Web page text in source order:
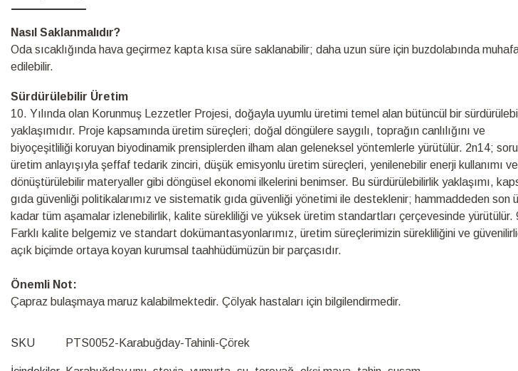
Detaylı
Bilgi
Nasıl Saklanmalıdır?
Oda sıcaklığında hava geçirmez kapta kısa süre saklanabilir; daha uzun süre için buzdolabında
edilebilir.
Sürdürülebilir Üretim
10.⁠ ⁠Yılında olan Korunmuş Lezzetler Projesi, doğayla uyumlu üretimi temel alan bütüncül bir
yaklaşımıdır. Proje kapsamında üretim süreçleri; doğal döngülere saygılı, toprağın canlılığını ve
biyoçeşitliliği koruyan biyodinamik prensiplerden ilham alan geleneksel yöntemlerle yürütülür. 2n14;
üretim anlayışıyla şeffaf tedarik zinciri, düşük emisyonlu üretim süreçleri, yenilenebilir enerji kullanımı
dönüştürülebilir materyaller gibi döngüsel ekonomi ilkelerini benimser. Bu sürdürülebilirlik yaklaşımı,
gıda güvenliği politikalarımız ve sistematik gıda güvenliği yönetimi ile desteklenir; hammaddeden son
kadar tüm aşamalar izlenebilirlik, kalite sürekliliği ve yüksek üretim standartları çerçevesinde yürütülür.
Farklı kalite belgemiz ve standart dokümantasyonlarımız, üretim süreçlerimizin sürekliliğini ve
açık biçimde ortaya koyan kurumsal taahhüdümüzün bir parçasıdır.
Önemli Not:
Çapraz bulaşmaya maruz kalabilmektedir. Çölyak hastaları için bilgilendirmedir.
SKU PTS0052-Karabuğday-Tahinli-Çörek